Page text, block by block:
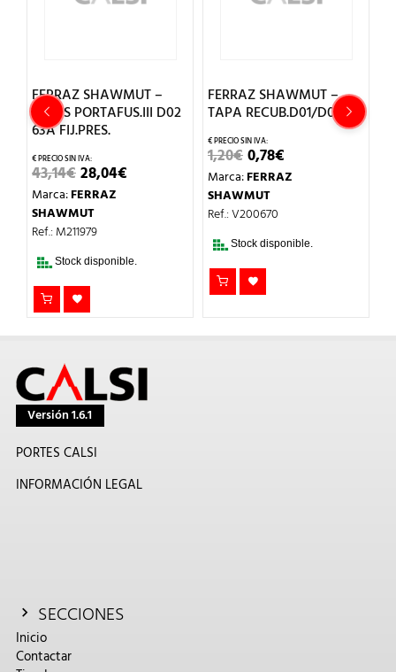
FERRAZ SHAWMUT –
BASES PORTAFUS.III D02
63A FIJ.PRES.
43,14€EL
PRECIO
ORIGINAL
ERA:
43,14€.
28,04€
Marca:FERRAZ
SHAWMUT
Ref.: M211979
Stock disponible.
FERRAZ SHAWMUT –
TAPA RECUB.D01/D02 1P
1,20€EL
PRECIO
ORIGINAL
ERA:
1,20€.
0,78€PRECIO
ACTUAL
Marca:FERRAZ
SHAWMUT
Ref.: V200670
Stock disponible.
Versión 1.6.1
PORTES CALSI
INFORMACIÓN LEGAL
SECCIONES
Inicio
Contactar